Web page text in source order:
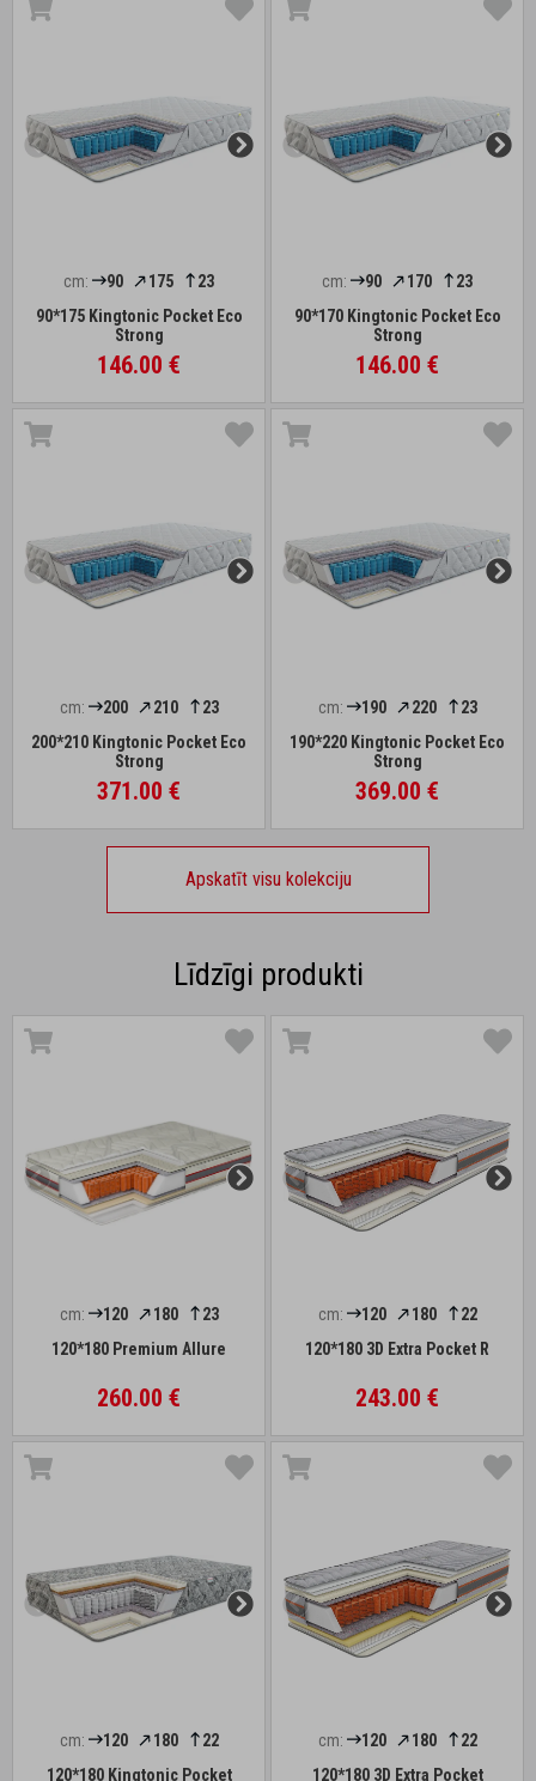
cm: 90 175
23
90*175 Kingtonic Pocket Eco
Strong
146.00 €
cm: 90 170
23
90*170 Kingtonic Pocket Eco
Strong
146.00 €
cm: 200 210
23
200*210 Kingtonic Pocket Eco
Strong
371.00 €
cm: 190 220
23
190*220 Kingtonic Pocket Eco
Strong
369.00 €
Apskatīt visu kolekciju
Līdzīgi produkti
cm: 120 180
23
120*180 Premium Allure
260.00 €
cm: 120 180
22
120*180 3D Extra Pocket R
243.00 €
cm: 120 180
22
120*180 Kingtonic Pocket
cm: 120 180
22
120*180 3D Extra Pocket